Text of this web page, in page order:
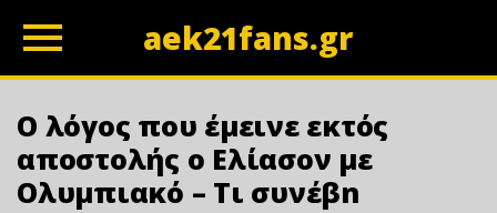
aek21fans.gr
Ο λόγος που έμεινε εκτός
αποστολής ο Ελίασον με
Ολυμπιακό – Τι συνέβn